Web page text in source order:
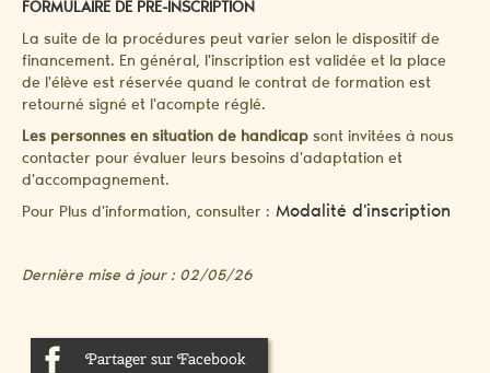
FORMULAIRE DE PRE-INSCRIPTION
La suite de la procédures peut varier selon le dispositif de
financement. En général, l'inscription est validée et la place
de l'élève est réservée quand le contrat de formation est
retourné signé et l'acompte réglé.
Les personnes en situation de handicap sont invitées à nous
contacter pour évaluer leurs besoins d'adaptation et
d'accompagnement.
Pour Plus d'information, consulter : Modalité d'inscription
Dernière mise à jour : 02/05/26
Partager sur Facebook